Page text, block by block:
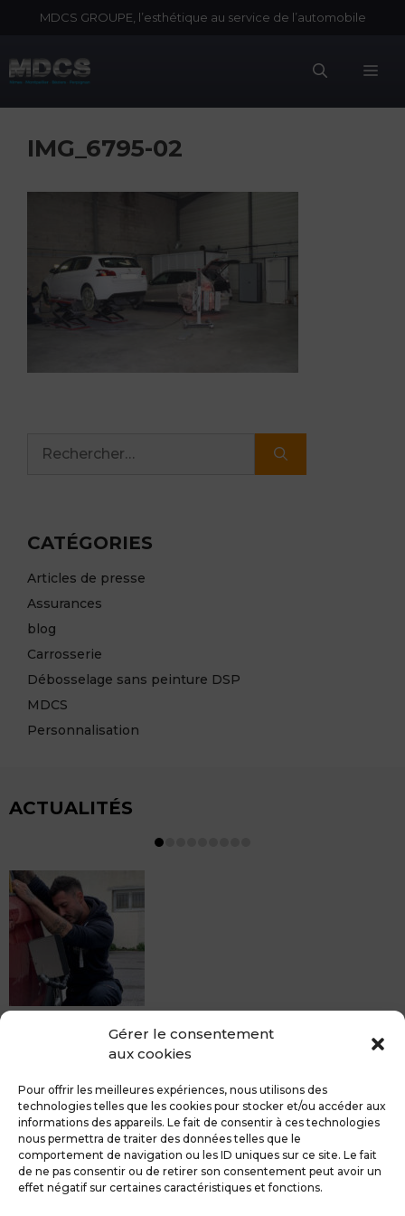
Gérer le consentement
aux cookies
Pour offrir les meilleures expériences, nous utilisons des
technologies telles que les cookies pour stocker et/ou accéder aux
informations des appareils. Le fait de consentir à ces technologies
nous permettra de traiter des données telles que le
comportement de navigation ou les ID uniques sur ce site. Le fait
de ne pas consentir ou de retirer son consentement peut avoir un
effet négatif sur certaines caractéristiques et fonctions.
MDCS GROUPE, l’esthétique au service de l’automobile
IMG_6795-02
CATÉGORIES
Articles de presse
Assurances
blog
Carrosserie
Débosselage sans peinture DSP
MDCS
Personnalisation
ACTUALITÉS
peinture, sans rendez-vous mais Avec le sourire :)
du débosselage vous accueille sans rendez-...
MDCS GROUPE
Mentions légales